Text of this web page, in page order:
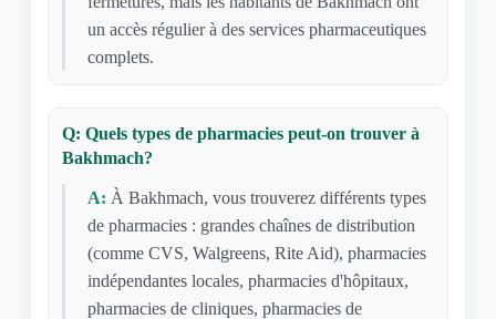
un accès régulier à des services pharmaceutiques
complets.
Q: Quels types de pharmacies peut-on trouver à
Bakhmach?
A: À Bakhmach, vous trouverez différents types
de pharmacies : grandes chaînes de distribution
(comme CVS, Walgreens, Rite Aid), pharmacies
indépendantes locales, pharmacies d'hôpitaux,
pharmacies de cliniques, pharmacies de